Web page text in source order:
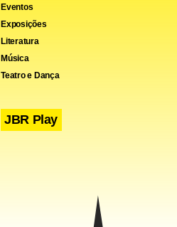
Eventos
Exposições
Literatura
Música
Teatro e Dança
JBR Play